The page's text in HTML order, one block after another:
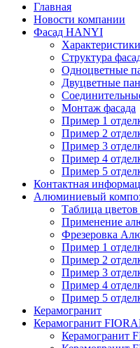
Главная
Новости компании
Фасад HANYI
Структура
Одноцветные
Двуцветные
Монтаж фасада
Пример 1
Пример 2
Пример 3
Пример 4
Пример 5
Контактная
Алюминиевый
Таблица
Применение
Фрезеровка
Пример 1
Пример 2
Пример 3
Пример 4
Пример 5
Керамогранит
Керамогранит
Керамогранит